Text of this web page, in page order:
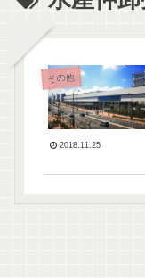
その他
2018.11.25